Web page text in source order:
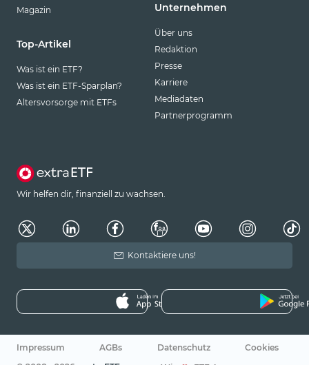
Magazin
Top-Artikel
Was ist ein ETF?
Was ist ein ETF-Sparplan?
Altersvorsorge mit ETFs
Unternehmen
Über uns
Redaktion
Presse
Karriere
Mediadaten
Partnerprogramm
Wir helfen dir, finanziell zu wachsen.
Kontaktiere uns!
Impressum AGBs Datenschutz
Cookies